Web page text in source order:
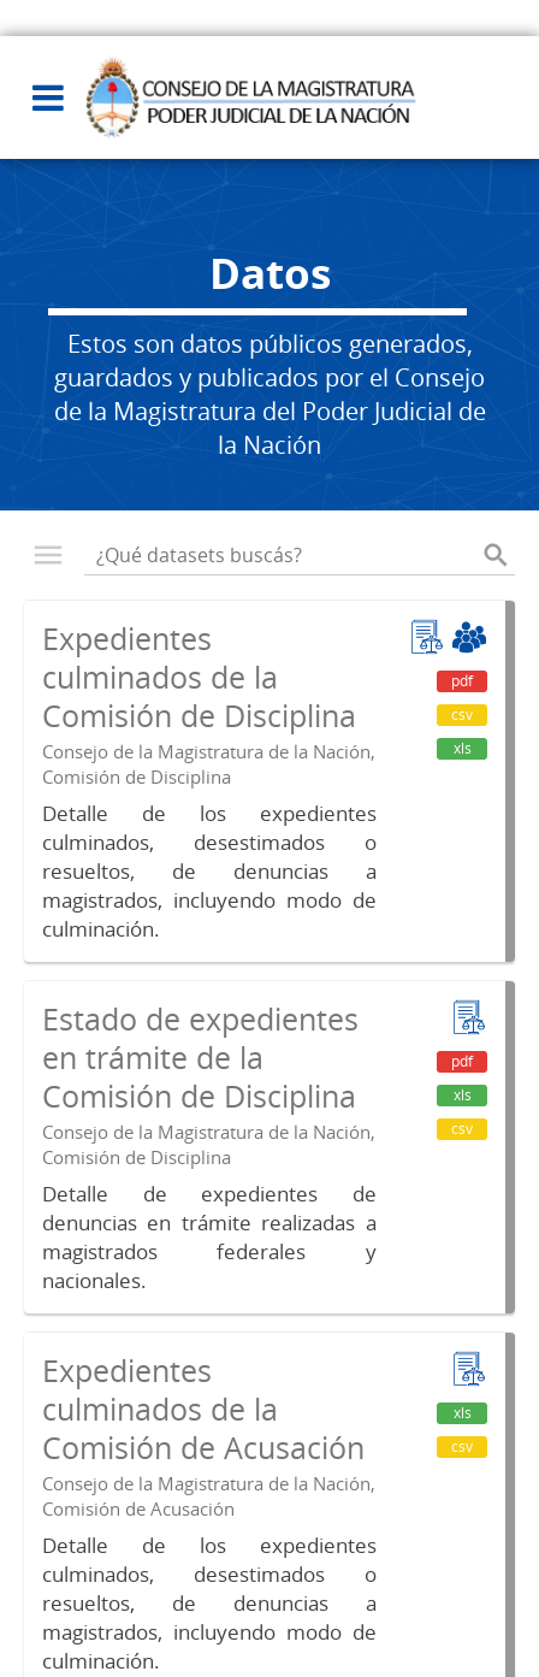
Datos
Estos son datos públicos generados,
guardados y publicados por el Consejo
de la Magistratura del Poder Judicial de
la Nación
Expedientes
culminados de la
Comisión de Disciplina
Consejo de la Magistratura de la Nación,
Comisión de Disciplina
Detalle de los expedientes
culminados, desestimados o
resueltos, de denuncias a
magistrados, incluyendo modo de
culminación.
pdf
csv
xls
Estado de expedientes
en trámite de la
Comisión de Disciplina
Consejo de la Magistratura de la Nación,
Comisión de Disciplina
Detalle de expedientes de
denuncias en trámite realizadas a
magistrados federales y
nacionales.
pdf
xls
csv
Expedientes
culminados de la
Comisión de Acusación
Consejo de la Magistratura de la Nación,
Comisión de Acusación
Detalle de los expedientes
culminados, desestimados o
resueltos, de denuncias a
magistrados, incluyendo modo de
culminación.
xls
csv